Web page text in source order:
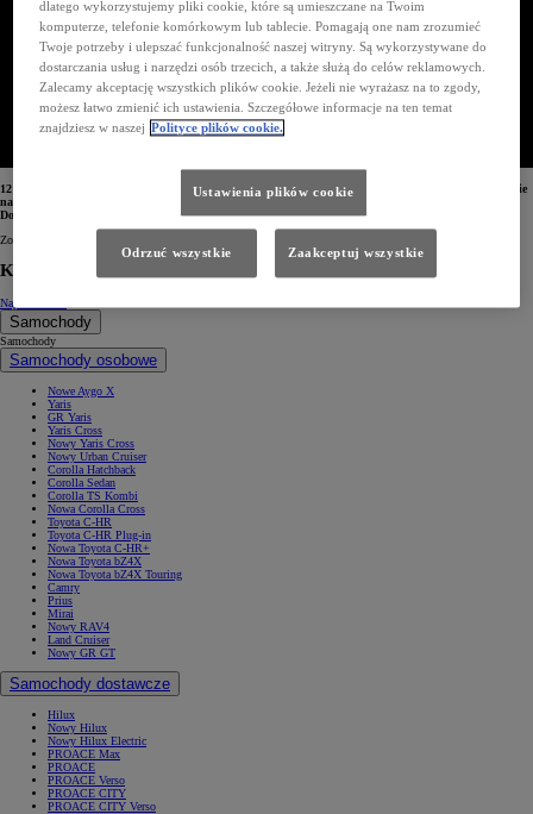
12 marca 2025 roku Toyota zaprezentuje nowy samochód z napędem elektrycznym. Auto ma eleganckie
nadwozie w stylu coupé, które kryje zaskakująco przestronne, komfortowe i wszechstronne wnętrze.
Dopracowany układ jezdny charakteryzuje się dużą dynamiką prowadzenia.
Zobacz nowy samochód elektryczny Toyoty. Prezentacja zaplanowana jest na 12 marca (godz. 00:01).
Kontakt
Napisz do nas
Samochody
Samochody
Samochody osobowe
Nowe Aygo X
Yaris
GR Yaris
Yaris Cross
Nowy Yaris Cross
Nowy Urban Cruiser
Corolla Hatchback
Corolla Sedan
Corolla TS Kombi
Nowa Corolla Cross
Toyota C-HR
Toyota C-HR Plug-in
Nowa Toyota C-HR+
Nowa Toyota bZ4X
Nowa Toyota bZ4X Touring
Camry
Prius
Mirai
Nowy RAV4
Land Cruiser
Nowy GR GT
Samochody dostawcze
Hilux
Nowy Hilux
Nowy Hilux Electric
PROACE Max
PROACE
PROACE Verso
PROACE CITY
PROACE CITY Verso
dlatego wykorzystujemy pliki cookie, które są umieszczane na Twoim
komputerze, telefonie komórkowym lub tablecie. Pomagają one nam zrozumieć
Twoje potrzeby i ulepszać funkcjonalność naszej witryny. Są wykorzystywane do
dostarczania usług i narzędzi osób trzecich, a także służą do celów reklamowych.
Zalecamy akceptację wszystkich plików cookie. Jeżeli nie wyrażasz na to zgody,
możesz łatwo zmienić ich ustawienia. Szczegółowe informacje na ten temat
znajdziesz w naszej Polityce plików cookie.
Ustawienia plików cookie
Odrzuć wszystkie Zaakceptuj wszystkie